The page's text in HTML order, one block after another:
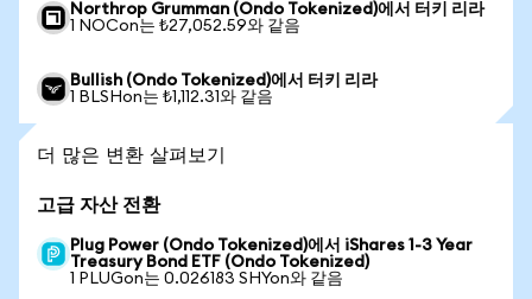
Northrop Grumman (Ondo Tokenized)에서 터키 리라
1 NOCon는 ₺27,052.59와 같음
Bullish (Ondo Tokenized)에서 터키 리라
1 BLSHon는 ₺1,112.31와 같음
더 많은 변환 살펴보기
고급 자산 전환
Plug Power (Ondo Tokenized)에서 iShares 1-3 Year
Treasury Bond ETF (Ondo Tokenized)
1 PLUGon는 0.026183 SHYon와 같음